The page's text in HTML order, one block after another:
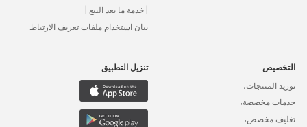
| خدمة ما بعد البيع |
بيان استخدام ملفات تعريف الارتباط
التخصيص
توريد المنتجات،
خدمات مخصصة،
تغليف مخصص،
تنزيل التطبيق